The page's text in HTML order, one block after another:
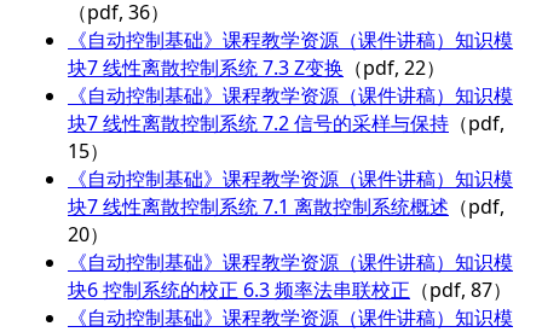
（pdf, 36）
《自动控制基础》课程教学资源（课件讲稿）知识模
块7 线性离散控制系统 7.3 Z变换 （pdf, 22）
《自动控制基础》课程教学资源（课件讲稿）知识模
块7 线性离散控制系统 7.2 信号的采样与保持 （pdf,
15）
《自动控制基础》课程教学资源（课件讲稿）知识模
块7 线性离散控制系统 7.1 离散控制系统概述 （pdf,
20）
《自动控制基础》课程教学资源（课件讲稿）知识模
块6 控制系统的校正 6.3 频率法串联校正 （pdf, 87）
《自动控制基础》课程教学资源（课件讲稿）知识模